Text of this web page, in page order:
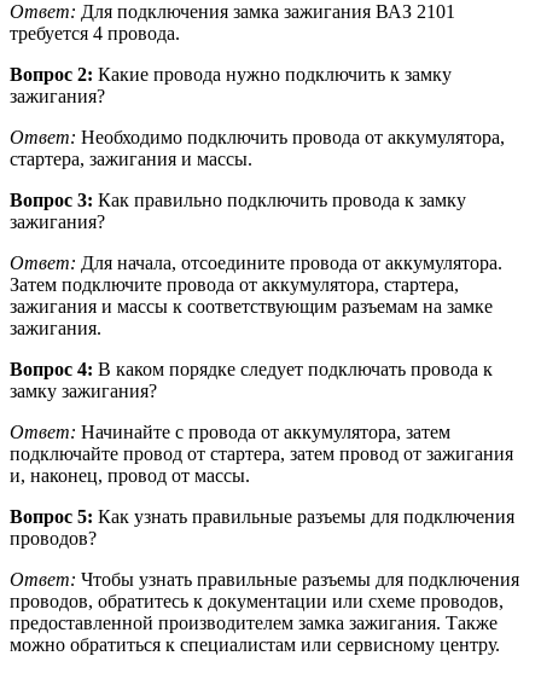
Ответ: Для подключения замка зажигания ВАЗ 2101
требуется 4 провода.
Вопрос 2: Какие провода нужно подключить к замку
зажигания?
Ответ: Необходимо подключить провода от аккумулятора,
стартера, зажигания и массы.
Вопрос 3: Как правильно подключить провода к замку
зажигания?
Ответ: Для начала, отсоедините провода от аккумулятора.
Затем подключите провода от аккумулятора, стартера,
зажигания и массы к соответствующим разъемам на замке
зажигания.
Вопрос 4: В каком порядке следует подключать провода к
замку зажигания?
Ответ: Начинайте с провода от аккумулятора, затем
подключайте провод от стартера, затем провод от зажигания
и, наконец, провод от массы.
Вопрос 5: Как узнать правильные разъемы для подключения
проводов?
Ответ: Чтобы узнать правильные разъемы для подключения
проводов, обратитесь к документации или схеме проводов,
предоставленной производителем замка зажигания. Также
можно обратиться к специалистам или сервисному центру.